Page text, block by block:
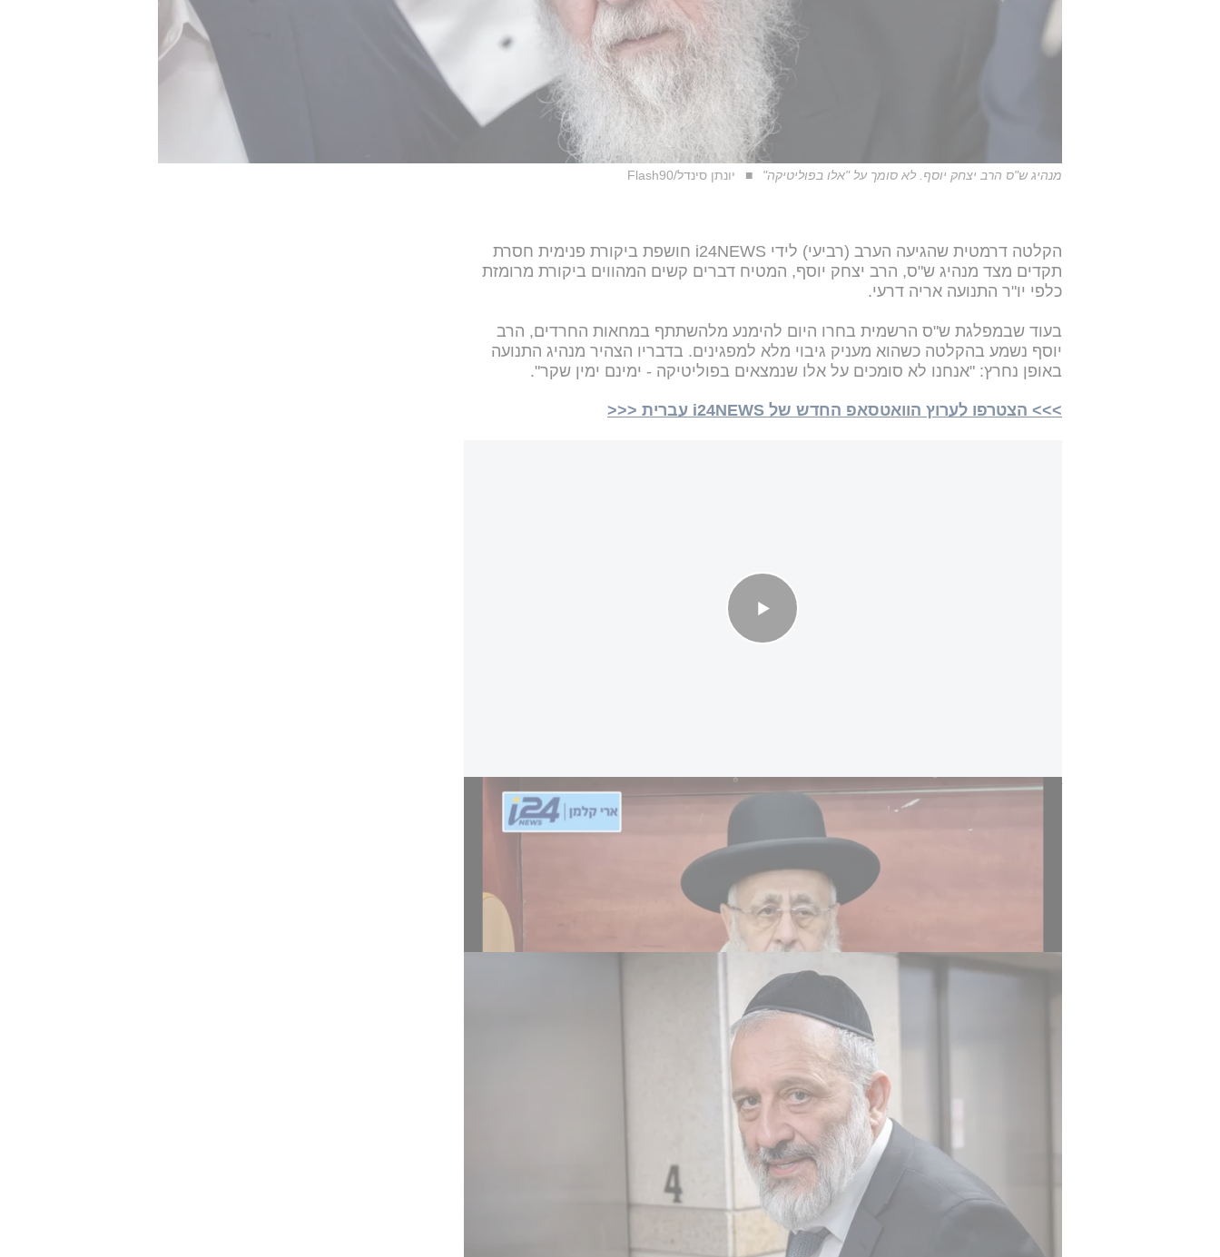
מנהיג ש"ס הרב יצחק יוסף. לא סומך על "אלו בפוליטיקה" יונתן סינדל/Flash90
הקלטה דרמטית שהגיעה הערב (רביעי) לידי i24NEWS חושפת ביקורת פנימית חסרת
תקדים מצד מנהיג ש"ס, הרב יצחק יוסף, המטיח דברים קשים המהווים ביקורת מרומזת
כלפי יו"ר התנועה אריה דרעי.
בעוד שבמפלגת ש"ס הרשמית בחרו היום להימנע מלהשתתף במחאות החרדים, הרב
יוסף נשמע בהקלטה כשהוא מעניק גיבוי מלא למפגינים. בדבריו הצהיר מנהיג התנועה
באופן נחרץ: "אנחנו לא סומכים על אלו שנמצאים בפוליטיקה - ימינם ימין שקר".
>>> הצטרפו לערוץ הוואטסאפ החדש של i24NEWS עברית <<<
"אנחנו לא סומכים עליהם בפוליטיקה": מנהיג ש"ס בהקלטה נגד דרעי
הרב יוסף התייחס בדבריו ישירות לגל מעצרי תלמידי הישיבות ואמר כי מדובר ברדיפה
מובהקת של לומדי התורה, האברכים ובני הישיבות. "לצערינו הרב בעיקר ספרדים,
גזענות מובהקת, משפילים אותם",
האשים הרב, והוסיף כי זוהי בושה שדווקא תחת
ממשלת ימין נרשמות גזירות קשות כאלו על התורה הקדושה. בהמשך דבריו הפציר
בשלטונות לסלק את ידיהם מתלמידי החכמים ומבני התורה הספרדים, ולעזוב אותם
לנפשם כדי שיוכלו לשבת ולעסוק בתורה.